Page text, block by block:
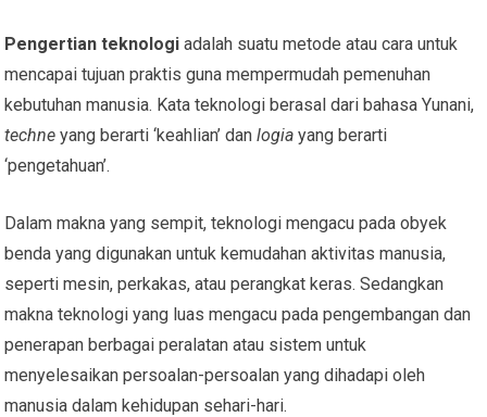
Pengertian teknologiadalah suatu metode atau cara untuk
mencapai tujuan praktis guna mempermudah pemenuhan
kebutuhan manusia. Kata teknologi berasal dari bahasa Yunani,
techne yang berarti ‘keahlian’ danlogia yang berarti
‘pengetahuan’.
Dalam makna yang sempit, teknologi mengacu pada obyek
benda yang digunakan untuk kemudahan aktivitas manusia,
seperti mesin, perkakas, atau perangkat keras. Sedangkan
makna teknologi yang luas mengacu pada pengembangan dan
penerapan berbagai peralatan atau sistem untuk
menyelesaikan persoalan-persoalan yang dihadapi oleh
manusia dalam kehidupan sehari-hari.